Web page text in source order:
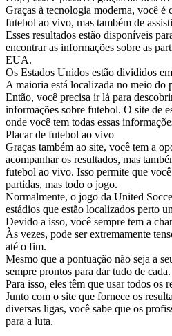
Graças à tecnologia moderna, você é
futebol ao vivo, mas também de
Esses resultados estão disponíveis
encontrar as informações sobre as
EUA.
Os Estados Unidos estão divididos
A maioria está localizada no meio do
Então, você precisa ir lá para
informações sobre futebol. O site de
onde você tem todas essas
Placar de futebol ao vivo
Graças também ao site, você tem a
acompanhar os resultados, mas
futebol ao vivo. Isso permite que
partidas, mas todo o jogo.
Normalmente, o jogo da United
estádios que estão localizados perto
Devido a isso, você sempre tem a
Às vezes, pode ser extremamente
até o fim.
Mesmo que a pontuação não seja a
sempre prontos para dar tudo de cada.
Para isso, eles têm que usar todos os
Junto com o site que fornece os
diversas ligas, você sabe que os
para a luta.